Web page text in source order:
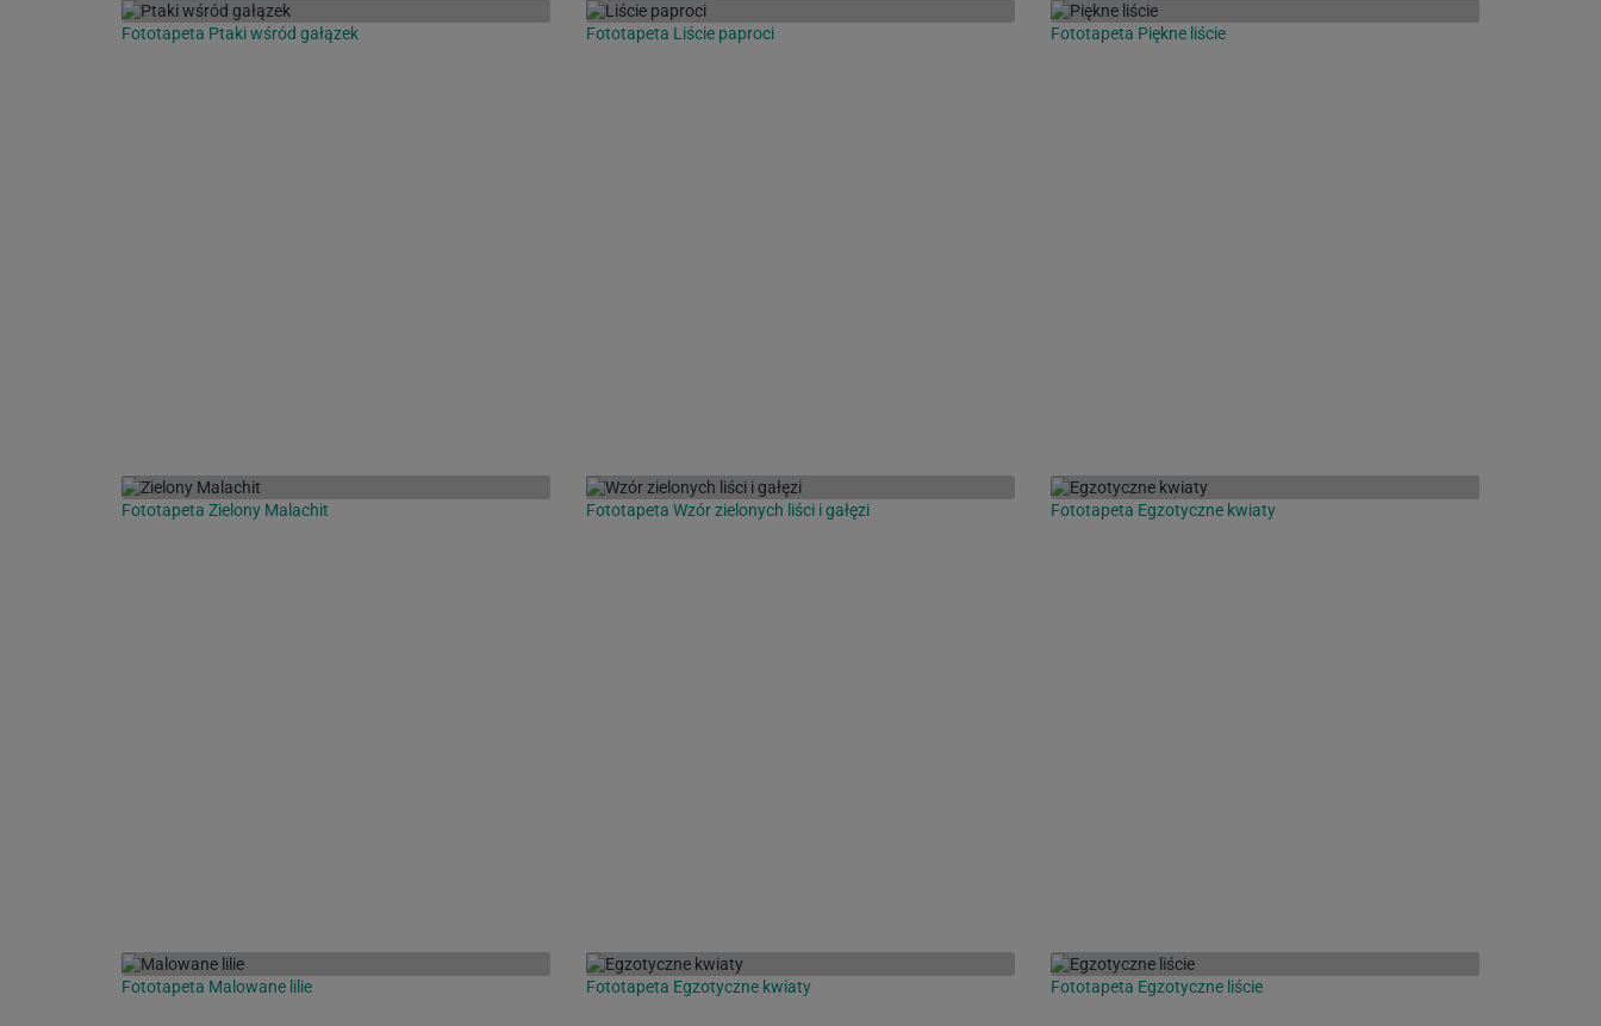
Fototapeta Ptaki wśród gałązek Fototapeta Liście paproci Fototapeta Piękne liście
Fototapeta Zielony Malachit Fototapeta Wzór zielonych liści i gałęzi Fototapeta Egzotyczne kwiaty
Fototapeta Malowane lilie Fototapeta Egzotyczne kwiaty Fototapeta Egzotyczne liście